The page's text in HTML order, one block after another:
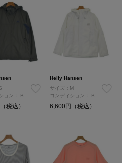
ョン：
B
税込）
Helly Hansen
サイズ：M
コンディション：
B
6,600円（税込）